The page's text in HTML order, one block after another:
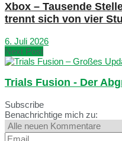
Xbox – Tausende
trennt sich von vier
6. Juli 2026
Next Post
Trials Fusion - Der
Subscribe
Benachrichtige mich zu: